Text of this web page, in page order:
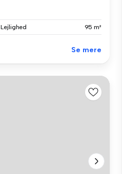
Lejlighed 95 m²
Se mere